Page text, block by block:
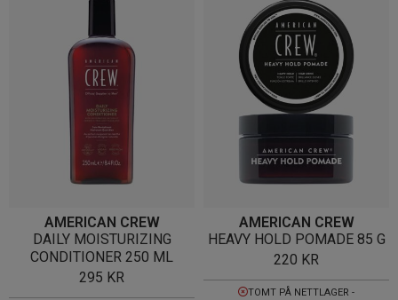
AMERICAN CREW
DAILY MOISTURIZING
CONDITIONER 250 ML
295 KR
AMERICAN CREW
HEAVY HOLD POMADE 85 G
220 KR
TOMT PÅ NETTLAGER -